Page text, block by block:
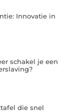
Innovatie in
schakel je een
die snel